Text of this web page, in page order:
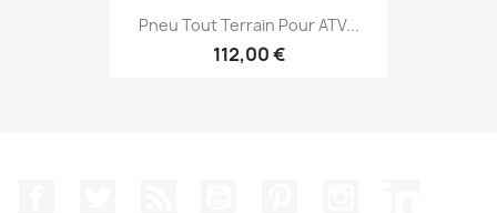
Pneu Tout Terrain Pour ATV...
112,00 €